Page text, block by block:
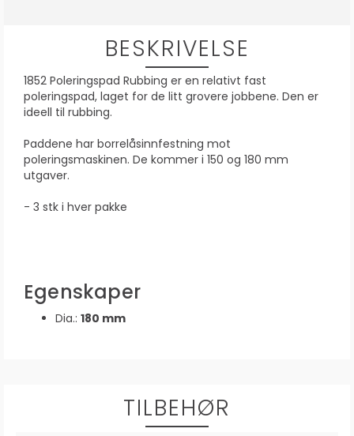
BESKRIVELSE
1852 Poleringspad Rubbing er en relativt fast
poleringspad, laget for de litt grovere jobbene. Den er
ideell til rubbing.
Paddene har borrelåsinnfestning mot
poleringsmaskinen. De kommer i 150 og 180 mm
utgaver.
- 3 stk i hver pakke
Egenskaper
Dia.: 180 mm
TILBEHØR